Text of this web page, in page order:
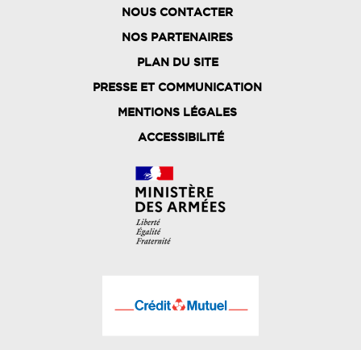
FOOTER
MENU
NOUS CONTACTER
NOS PARTENAIRES
PLAN DU SITE
PRESSE ET COMMUNICATION
MENTIONS LÉGALES
ACCESSIBILITÉ